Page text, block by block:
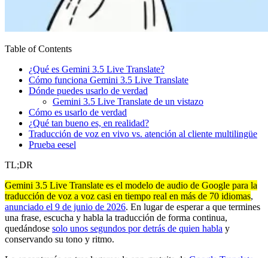
Table of Contents
¿Qué es Gemini 3.5 Live Translate?
Cómo funciona Gemini 3.5 Live Translate
Dónde puedes usarlo de verdad
Gemini 3.5 Live Translate de un vistazo
Cómo es usarlo de verdad
¿Qué tan bueno es, en realidad?
Traducción de voz en vivo vs. atención al cliente multilingüe
Prueba eesel
TL;DR
Gemini 3.5 Live Translate es el modelo de audio de Google para la
traducción de voz a voz casi en tiempo real en más de 70 idiomas,
anunciado el 9 de junio de 2026. En lugar de esperar a que termines
una frase, escucha y habla la traducción de forma continua,
quedándose solo unos segundos por detrás de quien habla y
conservando su tono y ritmo.